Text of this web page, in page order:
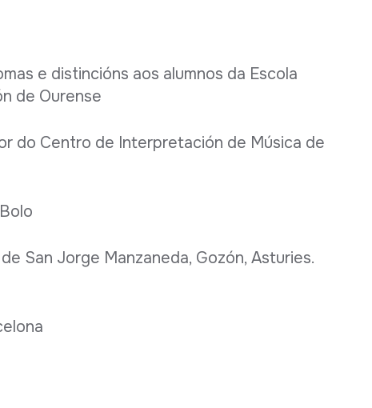
e distincións aos alumnos da Escola
de Ourense
do Centro de Interpretación de Música de
San Jorge Manzaneda, Gozón, Asturies.